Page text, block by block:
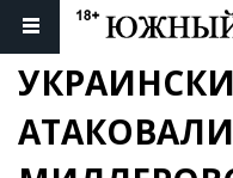
АТАКОВАЛИ